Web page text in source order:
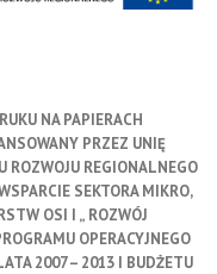
NA PAPIERACH
PRZEZ UNIĘ
ROZWOJU REGIONALNEGO
SEKTORA MIKRO,
OSI I „ ROZWÓJ
OPERACYJNEGO
2007 – 2013 I BUDŻETU